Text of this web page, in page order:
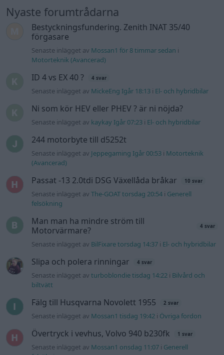
Nyaste forumtrådarna
Bestyckningsfundering. Zenith INAT 35/40
förgasare
Senaste inlägget av Mossan1 för 8 timmar sedan i
Motorteknik (Avancerad)
ID 4 vs EX 40 ? 4 svar
Senaste inlägget av MickeEng Igår 18:13 i El- och hybridbilar
Ni som kör HEV eller PHEV ? är ni nöjda?
Senaste inlägget av kaykay Igår 07:23 i El- och hybridbilar
244 motorbyte till d5252t
Senaste inlägget av Jeppegaming Igår 00:53 i Motorteknik
(Avancerad)
Passat -13 2.0tdi DSG Växellåda bråkar 10 svar
Senaste inlägget avThe-GOAT torsdag 20:54 i Generell
felsökning
Man man ha mindre ström till
Motorvärmare?
4 svar
Senaste inlägget av BilFixare torsdag 14:37 i El- och hybridbilar
Slipa och polera rinningar 4 svar
Senaste inlägget avturboblondie tisdag 14:22 i Bilvård och
biltvätt
Fälg till Husqvarna Novolett 1955 2 svar
Senaste inlägget av Mossan1 tisdag 19:42 i Övriga fordon
Övertryck i vevhus, Volvo 940 b230fk 1 svar
Senaste inlägget av Mossan1 onsdag 11:07 i Generell